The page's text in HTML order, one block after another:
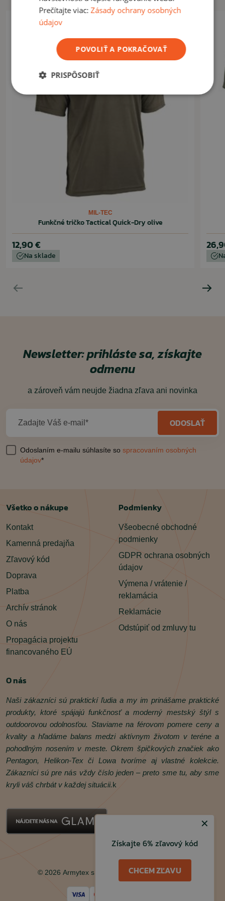
VYUŽITIE
ČÍTAŤ MENEJ
MIL-TEC
Funkčné tričko Tactical Quick-Dry olive
12,90 €
Na sklade
Newsletter: prihláste sa, získajte
odmenu
a zároveň vám neujde žiadna zľava ani novinka
Zadajte Váš e-mail* ODOSLAŤ
Odoslaním e-mailu súhlasíte so spracovaním osobných
údajov*
Všetko o nákupe
Kontakt
Kamenná predajňa
Zľavový kód
Doprava
Platba
Archív stránok
O nás
Propagácia projektu
financovaného EÚ
Podmienky
Všeobecné obchodné
podmienky
GDPR ochrana osobných
údajov
Výmena / vrátenie /
reklamácia
Reklamácie
Odstúpiť od zmluvy tu
O nás
Naši zákazníci sú praktickí ľudia a my im prinášame praktické
produkty, ktoré spájajú funkčnosť a moderný mestský štýl s
outdoorovou odolnosťou. Staviame na férovom pomere ceny a
kvality a hľadáme balans medzi aktívnym životom v teréne a
pohodlným nosením v meste. Okrem špičkových značiek ako
Pentagon, Helikon‑Tex či Lowa tvoríme aj vlastné kolekcie.
Zákazníci sú pre nás vždy číslo jeden – preto sme tu, aby sme
kryli váš chrbát v každej situácii.k
Facebook
Instagram
© 2026 Armytex s.r.o. Všetky práva vyhradené.
Prečítajte viac:Zásady ochrany osobných
údajov
POVOLIŤ A POKRAČOVAŤ
PRISPÔSOBIŤ
✕
Získajte 6% zľavový kód
CHCEM ZĽAVU